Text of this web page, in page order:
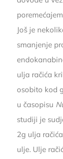
Još je
smanjenje
ulja račića
osobito kod
u časopisu
studiji je
2g ulja
ulje. Ulje